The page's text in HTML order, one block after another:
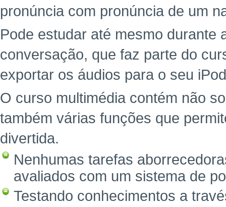
pronúncia com pronúncia de um
Pode estudar até mesmo durante
conversação, que faz parte do
exportar os áudios para o seu
O curso multimédia contém não
também várias funções que
divertida.
Nenhumas tarefas
avaliados com um sistema de
Testando conhecimentos a